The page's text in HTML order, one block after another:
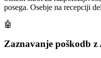
posega. Osebje na recepciji
🤖
Zaznavanje poškodb z